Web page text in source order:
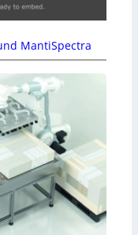
MantiSpectra